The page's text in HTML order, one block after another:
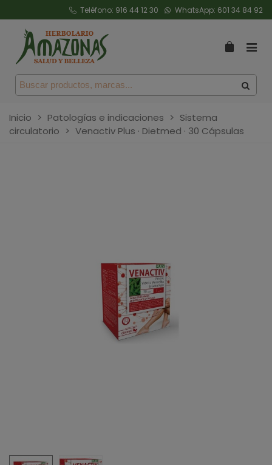
Teléfono: 916 44 12 30 WhatsApp: 601 34 84 92
Inicio > Patologías e indicaciones > Sistema
circulatorio > Venactiv Plus · Dietmed · 30 Cápsulas